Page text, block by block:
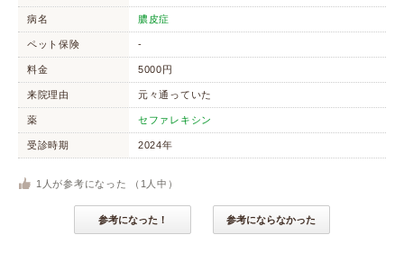
病名 膿皮症
ペット保険 -
料金 5000円
来院理由 元々通っていた
薬 セファレキシン
受診時期 2024年
1 人が参考になった （ 1 人中）
参考になった！ 参考にならなかった